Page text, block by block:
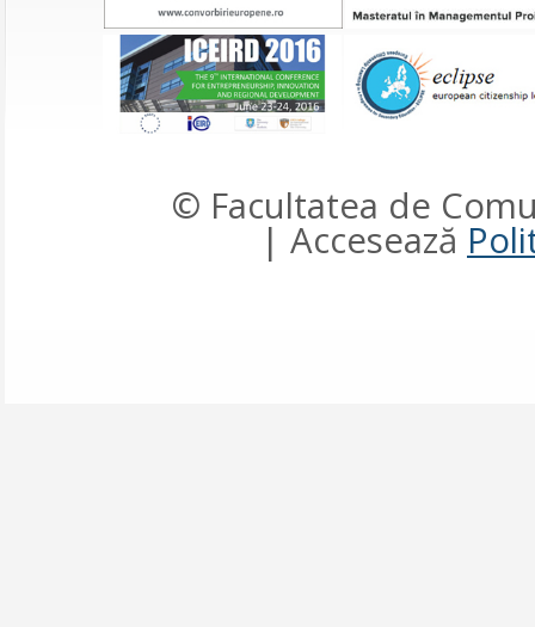
© Facultatea de
| Accesează